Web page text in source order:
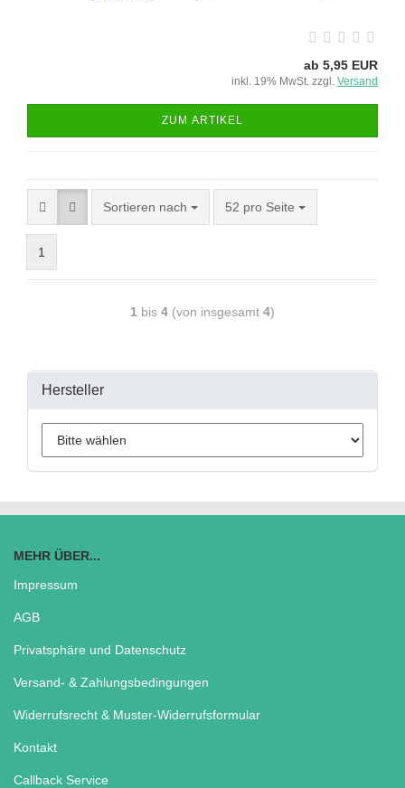
ab 5,95 EUR
inkl. 19% MwSt. zzgl. Versand
ZUM ARTIKEL
Sortieren nach 52 pro Seite
1
1 bis 4 (von insgesamt 4)
Hersteller
MEHR ÜBER...
Impressum
AGB
Privatsphäre und Datenschutz
Versand- & Zahlungsbedingungen
Widerrufsrecht & Muster-Widerrufsformular
Kontakt
Callback Service